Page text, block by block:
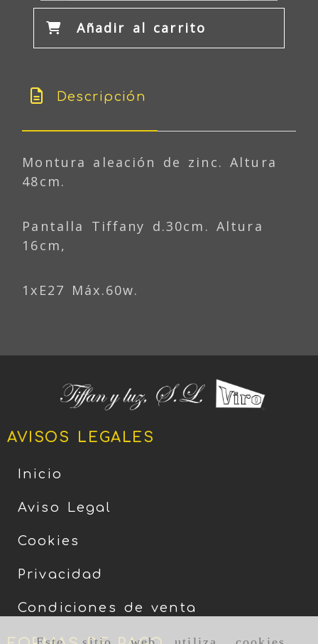
Añadir al carrito
Descripción
Montura aleación de zinc. Altura
48cm.
Pantalla Tiffany d.30cm. Altura
16cm,
1xE27 Máx.60w.
AVISOS LEGALES
Inicio
Aviso Legal
Cookies
Privacidad
Condiciones de venta